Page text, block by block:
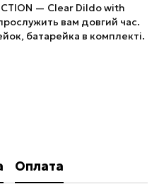
— Clear Dildo with
вам довгий час.
батарейка в комплекті.
Оплата